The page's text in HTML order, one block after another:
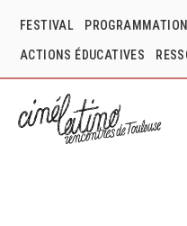
FESTIVAL PROGRAMMATION
ACTIONS ÉDUCATIVES